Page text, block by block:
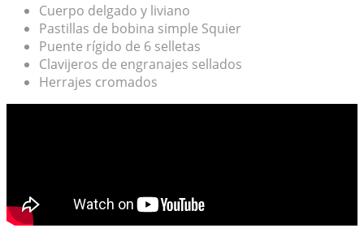
Cuerpo delgado y liviano
Pastillas de bobina simple Squier
Puente rígido de 6 selletas
Clavijeros de engranajes sellados
Herrajes cromados